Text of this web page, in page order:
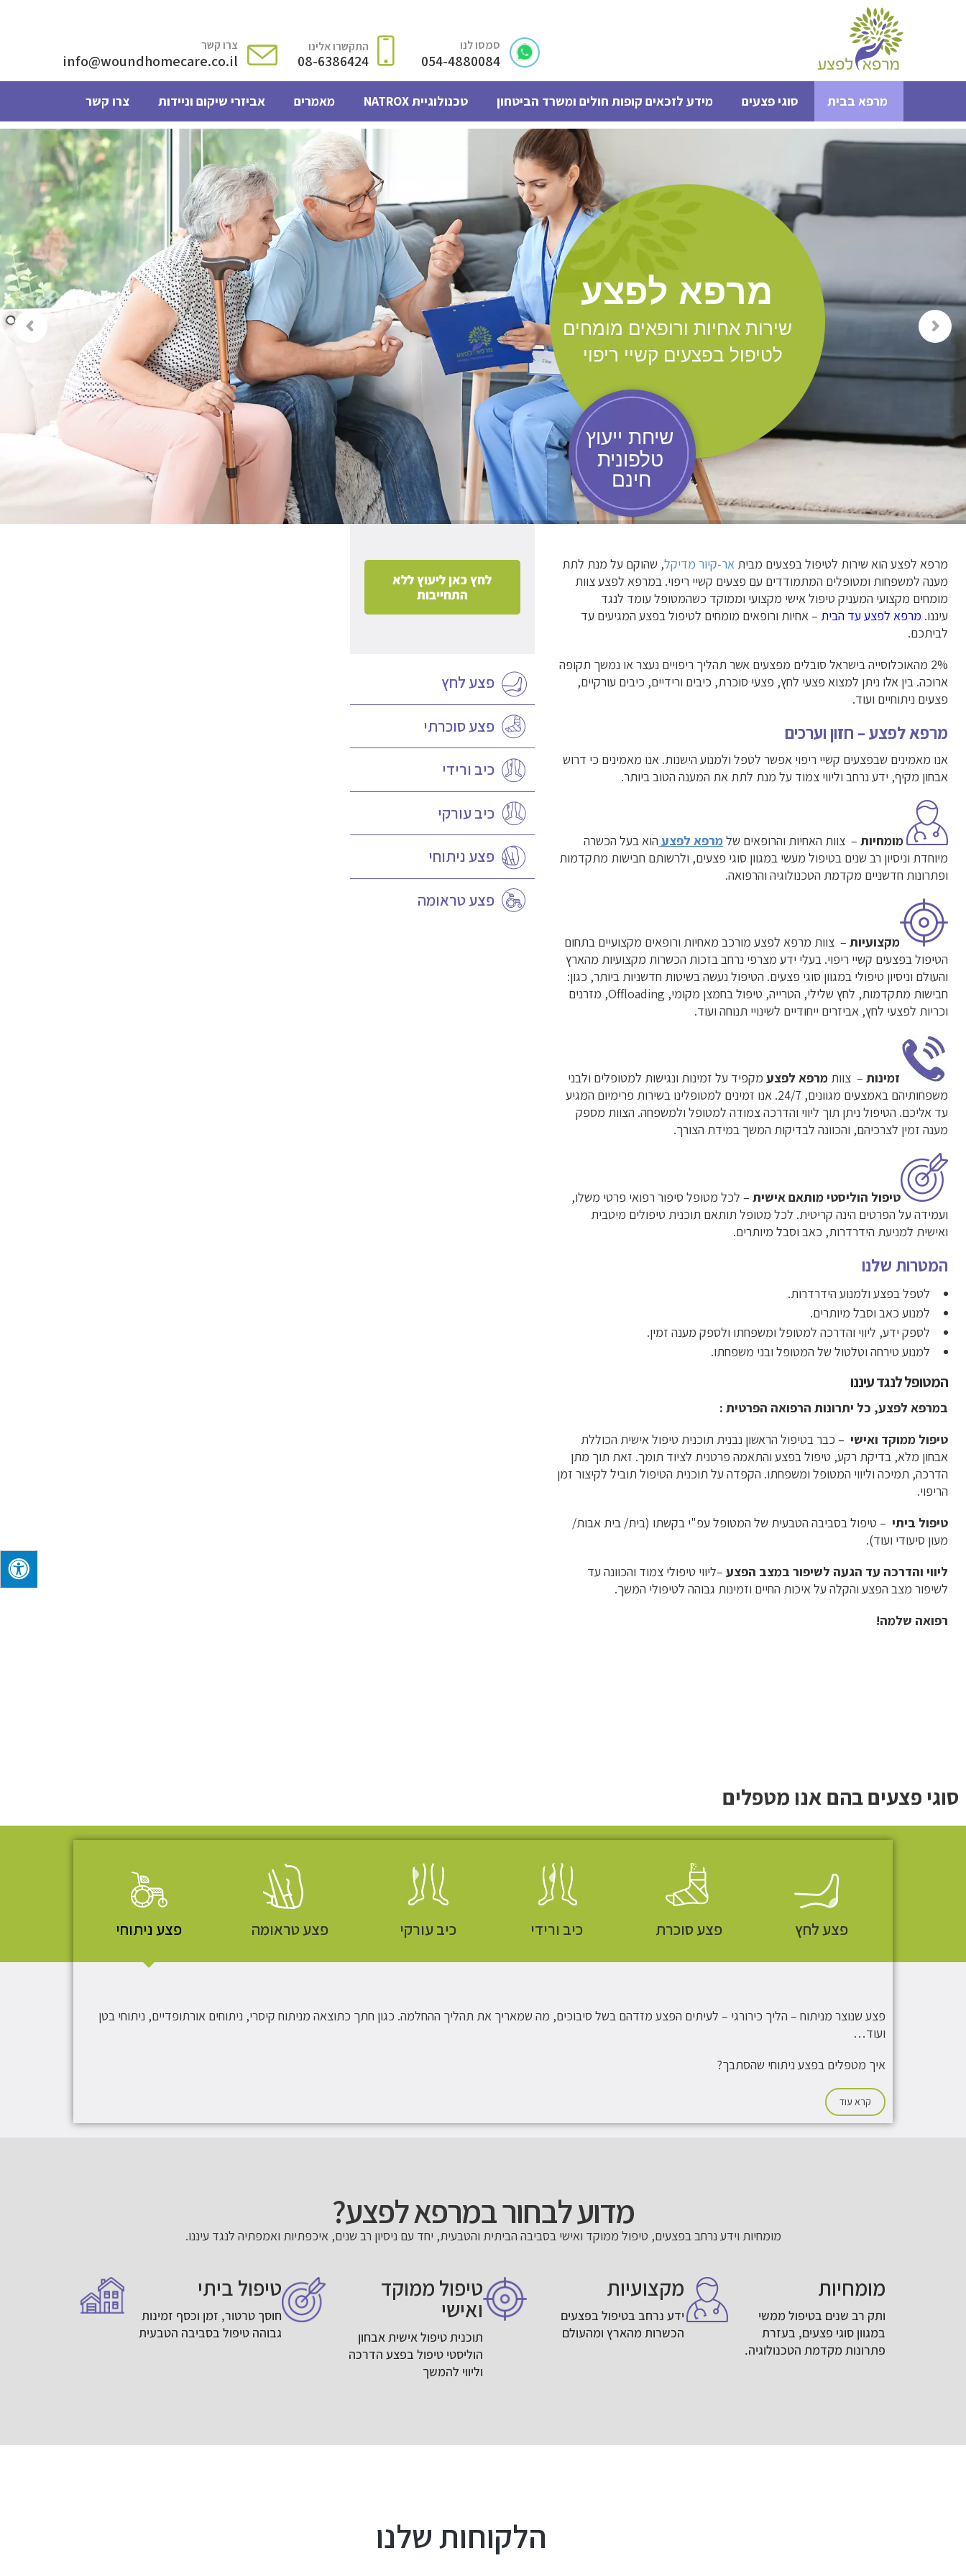
סמסו לנו
054-4880084
התקשרו אלינו
08-6386424
צרו קשר
info@woundhomecare.co.il
מרפא בבית סוגי פצעים מידע לזכאים קופות חולים ומשרד הביטחון טכנולוגיית NATROX מאמרים אביזרי שיקום וניידות צרו קשר
מרפא לפצע
שירות אחיות ורופאים מומחים
שיחת ייעוץ
לטיפול בפצעים קשיי ריפוי
טלפונית
חינם
מרפא לפצע הוא שירות לטיפול בפצעים מבית אר-קיור מדיקל, שהוקם על מנת לתת
מענה למשפחות ומטופלים המתמודדים עם פצעים קשיי ריפוי. במרפא לפצע צוות
מומחים מקצועי המעניק טיפול אישי מקצועי וממוקד כשהמטופל עומד לנגד
עיננו. מרפא לפצע עד הבית – אחיות ורופאים מומחים לטיפול בפצע המגיעים עד
לביתכם.
2% מהאוכלוסייה בישראל סובלים מפצעים אשר תהליך ריפויים נעצר או נמשך תקופה
ארוכה. בין אלו ניתן למצוא פצעי לחץ, פצעי סוכרת, כיבים ורידיים, כיבים עורקיים,
פצעים ניתוחיים ועוד.
מרפא לפצע – חזון וערכים
אנו מאמינים שבפצעים קשיי ריפוי אפשר לטפל ולמנוע הישנות. אנו מאמינים כי דרוש
אבחון מקיף, ידע נרחב וליווי צמוד על מנת לתת את המענה הטוב ביותר.
מומחיות – צוות האחיות והרופאים של מרפא לפצע הוא בעל הכשרה
מיוחדת וניסיון רב שנים בטיפול מעשי במגוון סוגי פצעים, ולרשותם חבישות מתקדמות
ופתרונות חדשניים מקדמת הטכנולוגיה והרפואה.
מקצועיות – צוות מרפא לפצע מורכב מאחיות ורופאים מקצועיים בתחום
הטיפול בפצעים קשיי ריפוי. בעלי ידע מצרפי נרחב בזכות הכשרות מקצועיות מהארץ
והעולם וניסיון טיפולי במגוון סוגי פצעים. הטיפול נעשה בשיטות חדשניות ביותר, כגון:
חבישות מתקדמות, לחץ שלילי, הטרייה, טיפול בחמצן מקומי, Offloading, מזרנים
וכריות לפצעי לחץ, אביזרים ייחודיים לשינויי תנוחה ועוד.
זמינות – צוות מרפא לפצע מקפיד על זמינות ונגישות למטופלים ולבני
משפחותיהם באמצעים מגוונים, 24/7. אנו זמינים למטופלינו בשירות פרימיום המגיע
עד אליכם. הטיפול ניתן תוך ליווי והדרכה צמודה למטופל ולמשפחה. הצוות מספק
מענה זמין לצרכיהם, והכוונה לבדיקות המשך במידת הצורך.
טיפול הוליסטימותאם אישית – לכל מטופל סיפור רפואי פרטי משלו,
ועמידה על הפרטים הינה קריטית. לכל מטופל תותאם תוכנית טיפולים מיטבית
ואישית למניעת הידרדרות, כאב וסבל מיותרים.
המטרות שלנו
לטפל בפצע ולמנוע הידרדרות.
למנוע כאב וסבל מיותרים.
לספק ידע, ליווי והדרכה למטופל ומשפחתו ולספק מענה זמין.
למנוע טירחה וטלטול של המטופל ובני משפחתו.
המטופל לנגד עיננו
במרפא לפצע, כל יתרונות הרפואה הפרטית :
טיפול ממוקד ואישי – כבר בטיפול הראשון נבנית תוכנית טיפול אישית הכוללת
אבחון מלא, בדיקת רקע, טיפול בפצע והתאמה פרטנית לציוד תומך. זאת תוך מתן
הדרכה, תמיכה וליווי המטופל ומשפחתו. הקפדה על תוכנית הטיפול תוביל לקיצור זמן
הריפוי.
טיפול ביתי – טיפול בסביבה הטבעית של המטופל עפ"י בקשתו (בית/ בית אבות/
מעון סיעודי ועוד).
ליווי והדרכה עד הגעה לשיפור במצב הפצע –ליווי טיפולי צמוד והכוונה עד
לשיפור מצב הפצע והקלה על איכות החיים וזמינות גבוהה לטיפולי המשך.
רפואה שלמה!
לחץ כאן ליעוץ ללא
התחייבות
פצע לחץ
פצע סוכרתי
כיב ורידי
כיב עורקי
פצע ניתוחי
פצע טראומה
סוגי פצעים בהם אנו מטפלים
פצע לחץ פצע סוכרת כיב ורידי כיב עורקי פצע טראומה פצע ניתוחי
פצע שנוצר מניתוח – הליך כירורגי – לעיתים הפצע מזדהם בשל סיבוכים, מה שמאריך את תהליך ההחלמה. כגון חתך כתוצאה מניתוח קיסרי, ניתוחים אורתופדיים, ניתוחי בטן
ועוד…
איך מטפלים בפצע ניתוחי שהסתבך?
קרא עוד
מדוע לבחור במרפא לפצע?
מומחיות וידע נרחב בפצעים, טיפול ממוקד ואישי בסביבה הביתית והטבעית, יחד עם ניסיון רב שנים, איכפתיות ואמפתיה לנגד עיננו.
מומחיות
ותק רב שנים בטיפול ממשי
במגוון סוגי פצעים, בעזרת
פתרונות מקדמת הטכנולוגיה.
מקצועיות
ידע נרחב בטיפול בפצעים
הכשרות מהארץ ומהעולם
טיפול ממוקד
ואישי
תוכנית טיפול אישית אבחון
הוליסטי טיפול בפצע הדרכה
וליווי להמשך
טיפול ביתי
חוסך טרטור, זמן וכסף זמינות
גבוהה טיפול בסביבה הטבעית
הלקוחות שלנו